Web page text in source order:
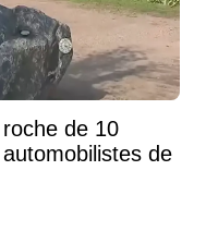
de 10
de